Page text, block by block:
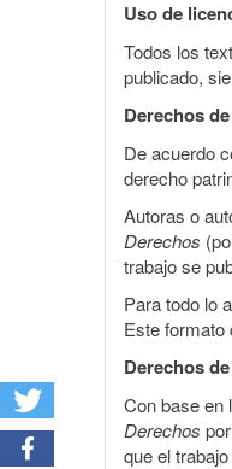
Uso de
Todos los
publicado,
Derechos
De acuerdo
derecho
Autoras o
Derechos
trabajo se
Para todo lo
Este formato
Derechos
Con base en
Derechos
que el